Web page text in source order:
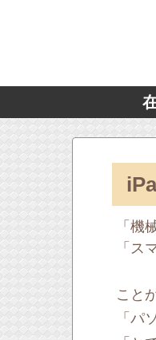
「機
「ス
こと
「パ